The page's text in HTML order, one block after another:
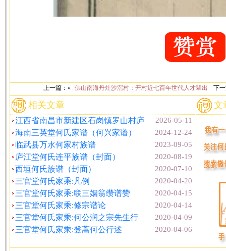
上一篇：« 佛山南海丹灶沙滘村：开村近七百年世代人才辈出 下
相关文章
2026-05-11
江西省南昌市新建区石岗镇罗山村庐
2024-12-24
海南三英堂何氏家谱（何兴家谱）
2023-09-05
临武县万水何家村族谱
2020-08-19
庐江堂何氏连平族谱（封面）
2020-07-10
西垣何氏族谱（封面）
2020-04-20
三官堂何氏家乘:凡例
2020-04-15
三官堂何氏家乘:联三姻翁缵谱赞
2020-04-14
三官堂何氏家乘:修宗谱论
2020-04-09
三官堂何氏家乘:何公润之宗先生行
2020-04-06
三官堂何氏家乘:登蒿何公行述
文